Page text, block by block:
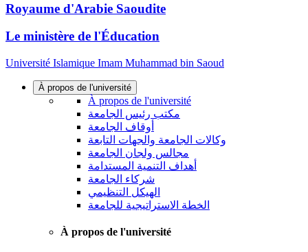
Royaume d'Arabie Saoudite
Le ministère de l'Éducation
Université Islamique Imam Muhammad bin Saoud
À propos de l'université
À propos de l'université
مكتب رئيس الجامعة
أوقاف الجامعة
وكالات الجامعة والجهات التابعة
مجالس ولجان الجامعة
أهداف التنمية المستدامة
شركاء الجامعة
الهيكل التنظيمي
الخطة الاستراتيجية للجامعة
À propos de l'université